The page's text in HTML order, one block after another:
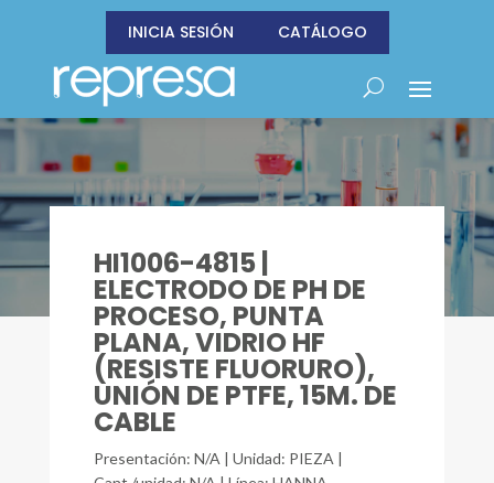
INICIA SESIÓN CATÁLOGO
HI1006-4815 |
ELECTRODO DE PH DE
PROCESO, PUNTA
PLANA, VIDRIO HF
(RESISTE FLUORURO),
UNIÓN DE PTFE, 15M. DE
CABLE
Presentación: N/A | Unidad: PIEZA |